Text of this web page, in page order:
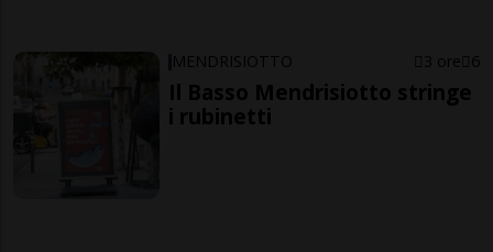
MENDRISIOTTO 3 ore 6
Il Basso Mendrisiotto stringe
i rubinetti